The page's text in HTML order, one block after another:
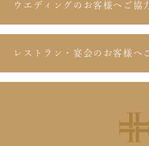
ウエディングのお客様へご協
レストラン・宴会のお客様へ